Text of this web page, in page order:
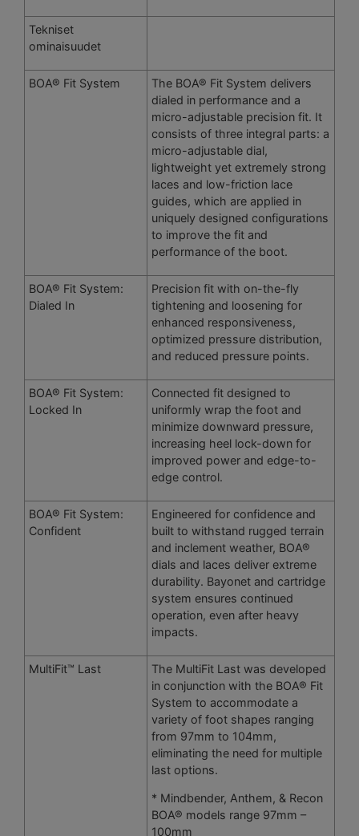
Tekniset
ominaisuudet
BOA® Fit System
The BOA® Fit System delivers
dialed in performance and a
micro-adjustable precision fit. It
consists of three integral parts: a
micro-adjustable dial,
lightweight yet extremely strong
laces and low-friction lace
guides, which are applied in
uniquely designed configurations
to improve the fit and
performance of the boot.
BOA® Fit System:
Dialed In
Precision fit with on-the-fly
tightening and loosening for
enhanced responsiveness,
optimized pressure distribution,
and reduced pressure points.
BOA® Fit System:
Locked In
Connected fit designed to
uniformly wrap the foot and
minimize downward pressure,
increasing heel lock-down for
improved power and edge-to-
edge control.
BOA® Fit System:
Confident
Engineered for confidence and
built to withstand rugged terrain
and inclement weather, BOA®
dials and laces deliver extreme
durability. Bayonet and cartridge
system ensures continued
operation, even after heavy
impacts.
MultiFit™ Last
The MultiFit Last was developed
in conjunction with the BOA® Fit
System to accommodate a
variety of foot shapes ranging
from 97mm to 104mm,
eliminating the need for multiple
last options.
* Mindbender, Anthem, & Recon
BOA® models range 97mm –
100mm